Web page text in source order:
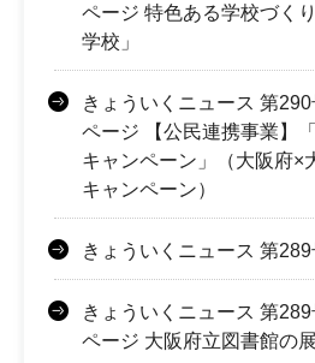
ページ 特色ある学校づく
学校」
きょういくニュース 第
ページ 【公民連携事業】
キャンペーン」（大阪府×
キャンペーン）
きょういくニュース 第289
きょういくニュース 第
ページ 大阪府立図書館の